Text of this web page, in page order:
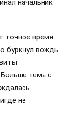
начальник
точное время.
буркнул вождь
тема с
не